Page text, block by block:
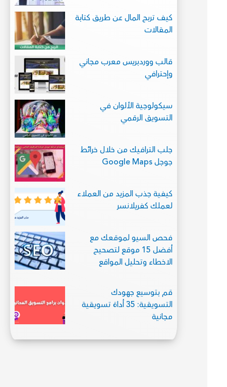
كيف تربح المال عن طريق كتابة
المقالات
قالب ووردبريس معرب مجاني
وإحترافي
سيكولوجية الألوان في
التسويق الرقمي
جلب الترافيك من خلال خرائط
جوجل Google Maps
كيفية جذب المزيد من العملاء
لعملك كفريلانسر
فحص السيو لموقعك مع
أفضل 15 موقع لتصحيح
الاخطاء وتحليل المواقع
قم بتوسيع جهودك
التسويقية: 35 أداة تسويقية
مجانية